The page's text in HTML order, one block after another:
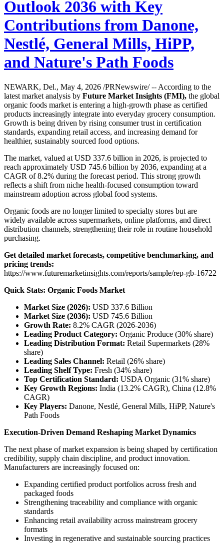
Outlook 2036 with Key
Contributions from Danone,
Nestlé, General Mills, HiPP,
and Nature's Path Foods
NEWARK, Del., May 4, 2026 /PRNewswire/ -- According to the
latest market analysis by Future Market Insights (FMI), the global
organic foods market is entering a high-growth phase as certified
products increasingly integrate into everyday grocery consumption.
Growth is being driven by rising consumer trust in certification
standards, expanding retail access, and increasing demand for
healthier, sustainably sourced food options.
The market, valued at USD 337.6 billion in 2026, is projected to
reach approximately USD 745.6 billion by 2036, expanding at a
CAGR of 8.2% during the forecast period. This strong growth
reflects a shift from niche health-focused consumption toward
mainstream adoption across global food systems.
Organic foods are no longer limited to specialty stores but are
widely available across supermarkets, online platforms, and direct
distribution channels, strengthening their role in routine household
purchasing.
Get detailed market forecasts, competitive benchmarking, and
pricing trends:
https://www.futuremarketinsights.com/reports/sample/rep-gb-16722
Quick Stats: Organic Foods Market
Market Size (2026): USD 337.6 Billion
Market Size (2036): USD 745.6 Billion
Growth Rate: 8.2% CAGR (2026-2036)
Leading Product Category: Organic Produce (30% share)
Leading Distribution Format: Retail Supermarkets (28%
share)
Leading Sales Channel: Retail (26% share)
Leading Shelf Type: Fresh (34% share)
Top Certification Standard: USDA Organic (31% share)
Key Growth Regions: India (13.2% CAGR), China (12.8%
CAGR)
Key Players: Danone, Nestlé, General Mills, HiPP, Nature's
Path Foods
Execution-Driven Demand Reshaping Market Dynamics
The next phase of market expansion is being shaped by certification
credibility, supply chain discipline, and product innovation.
Manufacturers are increasingly focused on:
Expanding certified product portfolios across fresh and
packaged foods
Strengthening traceability and compliance with organic
standards
Enhancing retail availability across mainstream grocery
formats
Investing in regenerative and sustainable sourcing practices